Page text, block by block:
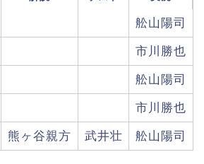
舩山陽司
市川勝也
舩山陽司
市川勝也
熊ヶ谷親方 武井壮 舩山陽司